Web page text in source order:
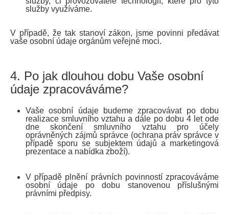
služby využíváme.
V případě, že tak stanoví zákon, jsme povinni předávat
vaše osobní údaje orgánům veřejné moci.
4. Po jak dlouhou dobu Vaše osobní
údaje zpracováváme?
Vaše osobní údaje budeme zpracovávat po dobu
realizace smluvního vztahu a dále po dobu 4 let ode
dne skončení smluvního vztahu pro účely
oprávněných zájmů správce (ochrana práv správce v
případě sporu se subjektem údajů a marketingová
prezentace a nabídka zboží).
V případě plnění právních povinností zpracováváme
osobní údaje po dobu stanovenou příslušnými
právními předpisy.